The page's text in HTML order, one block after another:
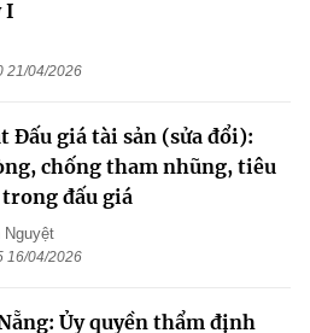
I
21/04/2026
Đấu giá tài sản (sửa đổi):
chống tham nhũng, tiêu
trong đấu giá
Nguyệt
16/04/2026
Ủy quyền thẩm định